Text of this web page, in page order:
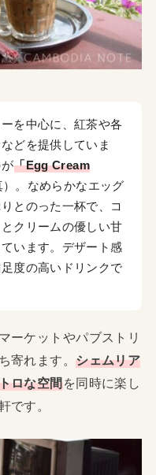
を中心に、紅茶や各
どを提供していま
「Egg Cream
）。なめらかなエッグ
とのった一杯で、コ
クリームの優しい甘
います。デザート感
度の高いドリンクで
ーケットやパブストリ
寄れます。シェムリア
ロな空間を同時に楽し
です。